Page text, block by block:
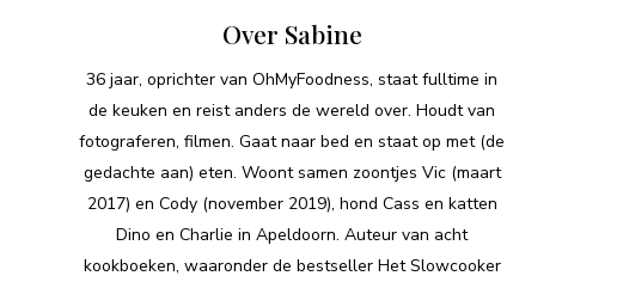
Over Sabine
36 jaar, oprichter van OhMyFoodness, staat fulltime in
de keuken en reist anders de wereld over. Houdt van
fotograferen, filmen. Gaat naar bed en staat op met (de
gedachte aan) eten. Woont samen zoontjes Vic (maart
2017) en Cody (november 2019), hond Cass en katten
Dino en Charlie in Apeldoorn. Auteur van acht
kookboeken, waaronder de bestseller Het Slowcooker